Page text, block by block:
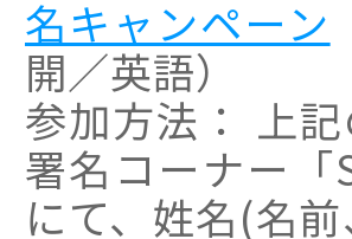
名キャンペーン
開／英語）
参加方法： 上
署名コーナー
にて、姓名(名